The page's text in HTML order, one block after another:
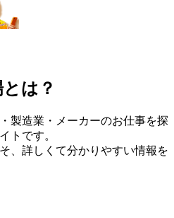
は？
製造業・メーカーのお仕事を探
トです。
、詳しくて分かりやすい情報を